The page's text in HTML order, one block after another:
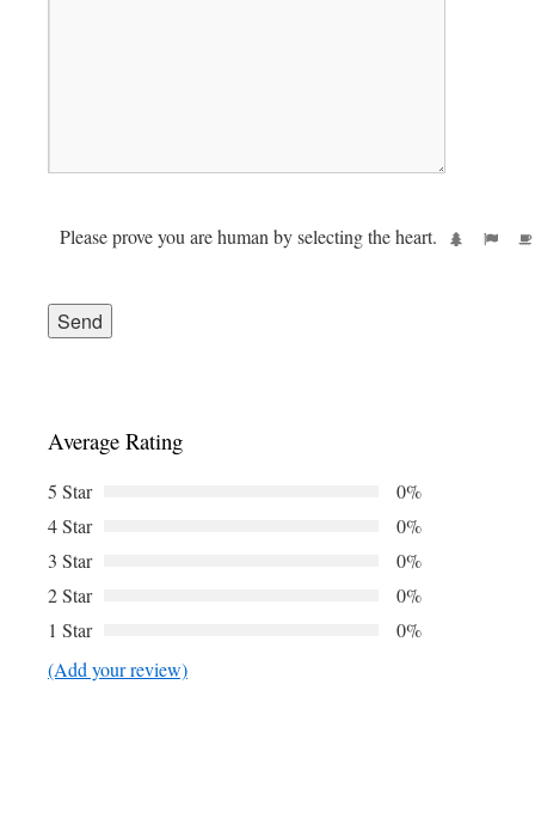
Please prove you are human by selecting theheart.
Average Rating
5 Star
0%
4 Star
0%
3 Star
0%
2 Star
0%
1 Star
0%
(Add your review)